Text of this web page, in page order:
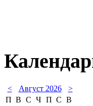
< Август 2026
>
П В С Ч П С В